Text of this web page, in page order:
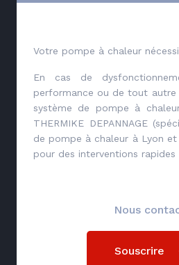
Votre pompe à chaleur
En cas de
performance ou de tout autre
système de pompe à
THERMIKE DEPANNAGE
de pompe à chaleur à Lyon et
pour des interventions
Nous
Souscrire